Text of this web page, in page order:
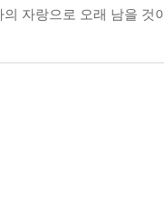
자랑으로 오래 남을 것